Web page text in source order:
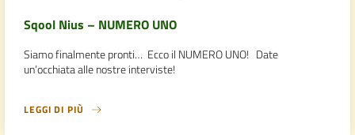
Sqool Nius – NUMERO UNO
Siamo finalmente pronti… Ecco il NUMERO UNO! Date
un’occhiata alle nostre interviste!
LEGGI DI PIÙ